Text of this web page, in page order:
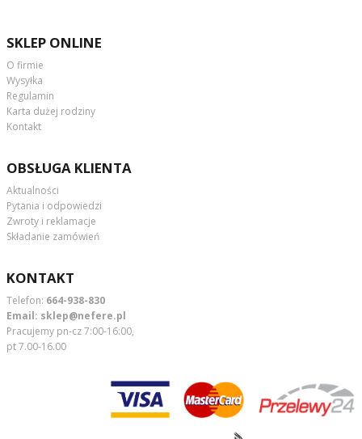
SKLEP ONLINE
O firmie
Wysyłka
Regulamin
Karta dużej rodziny
Kontakt
OBSŁUGA KLIENTA
Aktualności
Pytania i odpowiedzi
Zwroty i reklamacje
Składanie zamówień
KONTAKT
Telefon: 664-938-830
Email: sklep@nefere.pl
Pracujemy pn-cz 7:00-16:00,
pt 7.00-16.00